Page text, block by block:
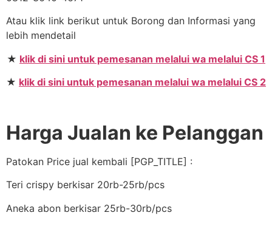
Atau klik link berikut untuk Borong dan Informasi yang
lebih mendetail
★ klik di sini untuk pemesanan melalui wa melalui CS 1
★ klik di sini untuk pemesanan melalui wa melalui CS 2
Harga Jualan ke Pelanggan
Patokan Price jual kembali [PGP_TITLE] :
Teri crispy berkisar 20rb-25rb/pcs
Aneka abon berkisar 25rb-30rb/pcs